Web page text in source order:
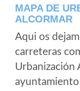
MAPA DE
ALCORMAR
Aqui os
carreteras
Urbanización